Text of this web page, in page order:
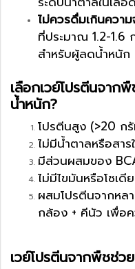
ไม่ควรดื่มเกินความ
ที่ประมาณ 1.2-1.6
สำหรับผู้ลดน้ำหนัก
เลือกเวย์โปรตีนจาก
น้ำหนัก?
โปรตีนสูง (>20 ก
ไม่มีน้ำตาลหรือสาร
มีส่วนผสมของ
ไม่มีไขมันหรือโซเดี
ผสมโปรตีนจากหล
กล้อง + คีนัว เพื่อ
เวย์โปรตีนจากพืชช่ว